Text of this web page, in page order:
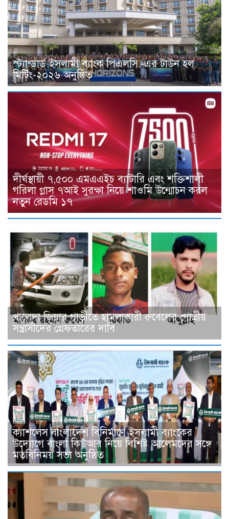
স্ট্যান্ডার্ড ইসলামী ব্যাংক পিএলসি.-এর টাউন হল
মিটিং-২০২৬ অনুষ্ঠিত
দীর্ঘস্থায়ী ৭,৫০০ এমএএইচ ব্যাটারি এবং শক্তিশালী
গরিলা গ্লাস ৭আই সুরক্ষা নিয়ে শাওমি উন্মোচন করল
নতুন রেডমি ১৭
খালেদা জিয়ার গাড়ীতে হামলাকারী রুবেলের গোত্রীয়
সন্ত্রাসীদের গ্রেফতারের দাবি
ক্যাশলেস বাংলাদেশ বিনির্মাণে ইসলামী ব্যাংকের
উদ্যোগে বাংলা কিউআর নিয়ে বিশিষ্ট আলেমদের সঙ্গে
মতবিনিময় সভা অনুষ্ঠিত